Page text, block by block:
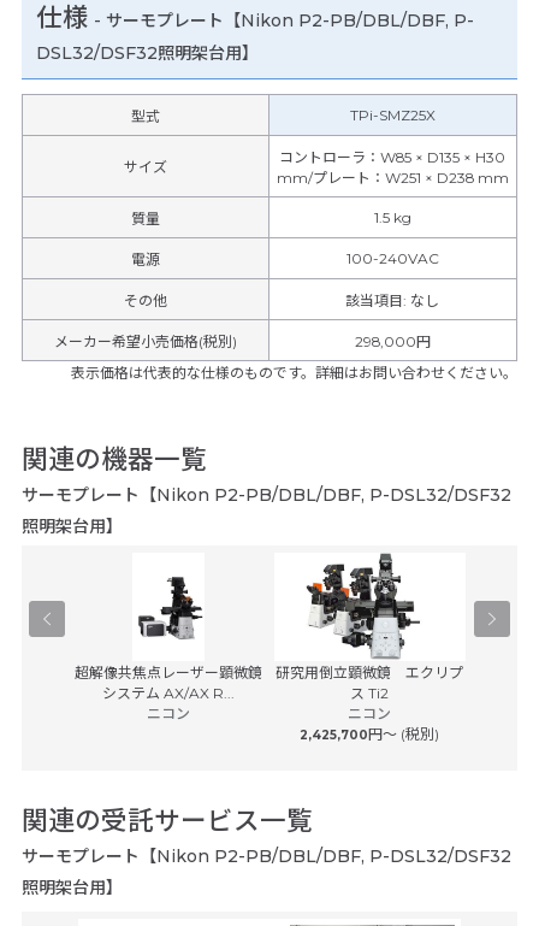
仕様 - サーモプレート【Nikon P2-PB/DBL/DBF, P-
DSL32/DSF32照明架台用】
型式 TPi-SMZ25X
サイズ
コントローラ：W85 × D135 × H30
mm/プレート：W251 × D238 mm
質量 1.5 kg
電源 100-240VAC
その他 該当項目: なし
メーカー希望小売価格(税別)
298,000円
表示価格は代表的な仕様のものです。詳細はお問い合わせください。
関連の機器一覧
サーモプレート【Nikon P2-PB/DBL/DBF, P-DSL32/DSF32
照明架台用】
超解像共焦点レーザー顕微鏡
システム AX/AX R...
ニコン
研究用倒立顕微鏡 エクリプ
ス Ti2
ニコン
2,425,700円〜 (税別)
関連の受託サービス一覧
サーモプレート【Nikon P2-PB/DBL/DBF, P-DSL32/DSF32
照明架台用】